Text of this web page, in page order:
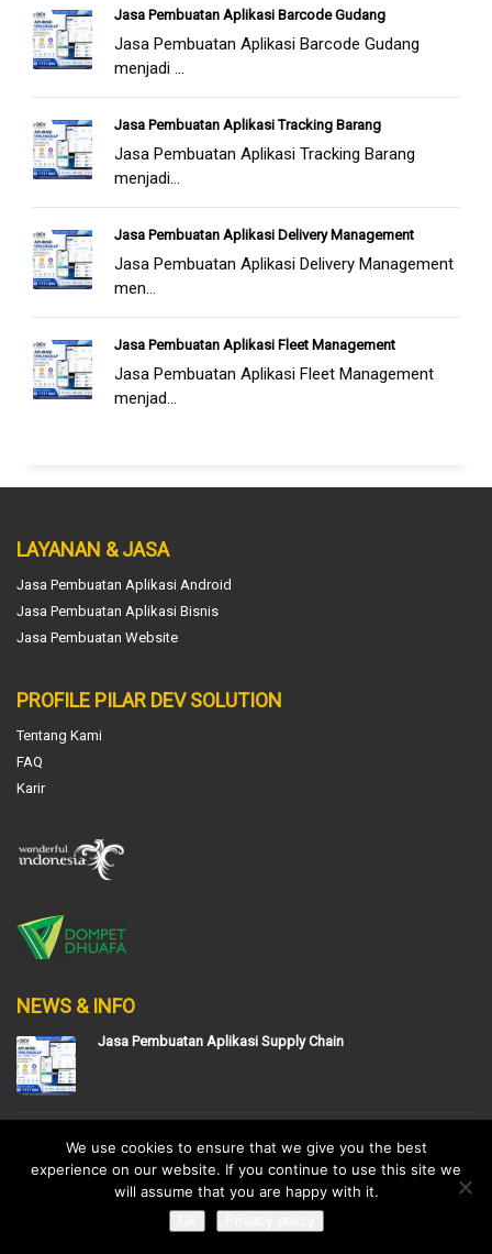
Jasa Pembuatan Aplikasi Barcode Gudang
Jasa Pembuatan Aplikasi Barcode Gudang
menjadi ...
Jasa Pembuatan Aplikasi Tracking Barang
Jasa Pembuatan Aplikasi Tracking Barang
menjadi...
Jasa Pembuatan Aplikasi Delivery Management
Jasa Pembuatan Aplikasi Delivery Management
men...
Jasa Pembuatan Aplikasi Fleet Management
Jasa Pembuatan Aplikasi Fleet Management
menjad...
LAYANAN & JASA
Jasa Pembuatan Aplikasi Android
Jasa Pembuatan Aplikasi Bisnis
Jasa Pembuatan Website
PROFILE PILAR DEV SOLUTION
Tentang Kami
FAQ
Karir
NEWS & INFO
Jasa Pembuatan Aplikasi Supply Chain
Jasa Pembuatan Aplikasi Barcode Gudang
We use cookies to ensure that we give you the best
experience on our website. If you continue to use this site we
will assume that you are happy with it.